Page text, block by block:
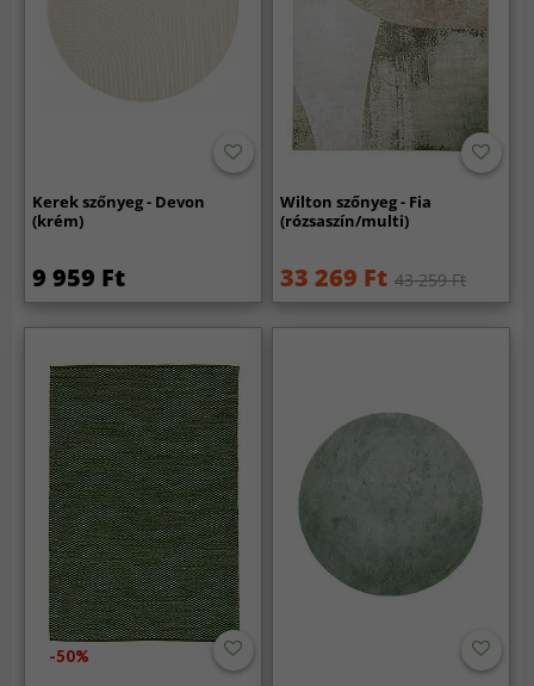
Kerek szőnyeg - Devon
(krém)
9 959 Ft
Wilton szőnyeg - Fia
(rózsaszín/multi)
33 269 Ft 43 259 Ft
-50%